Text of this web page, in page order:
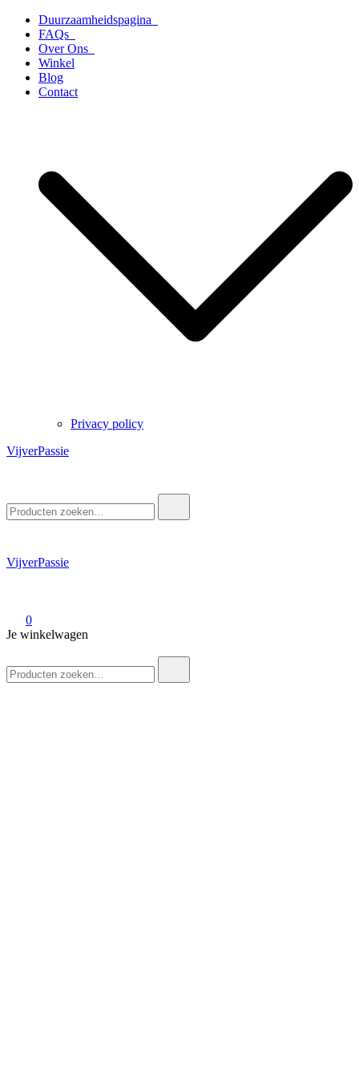
naar
inhoud
Duurzaamheidspagina
FAQs
Over Ons
Winkel
Blog
Contact
Privacy policy
VijverPassie
naar:
VijverPassie
0
Je winkelwagen
naar: